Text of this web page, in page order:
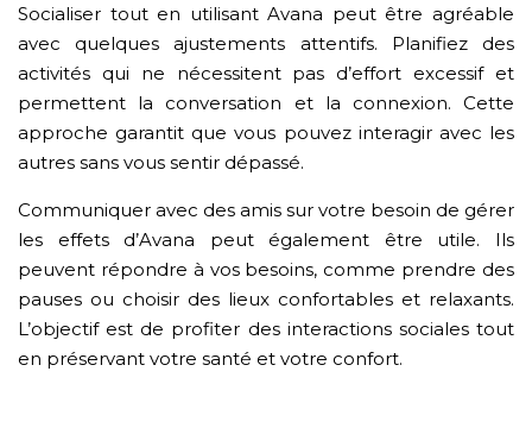
Socialiser tout en utilisant Avana peut être agréable
avec quelques ajustements attentifs. Planifiez des
activités qui ne nécessitent pas d’effort excessif et
permettent la conversation et la connexion. Cette
approche garantit que vous pouvez interagir avec les
autres sans vous sentir dépassé.
Communiquer avec des amis sur votre besoin de gérer
les effets d’Avana peut également être utile. Ils
peuvent répondre à vos besoins, comme prendre des
pauses ou choisir des lieux confortables et relaxants.
L’objectif est de profiter des interactions sociales tout
en préservant votre santé et votre confort.